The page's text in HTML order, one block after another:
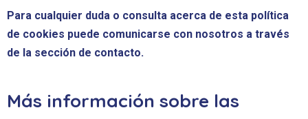
Para cualquier duda o consulta acerca de esta política
de cookies puede comunicarse con nosotros a través
de la sección de contacto.
Más información sobre las